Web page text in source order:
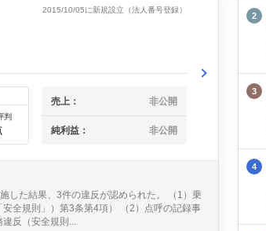
2015/10/05に新規設立（法人番号登録）
判
売上： 非公開
純利益： 非公開
した結果、3件の違反が認められた。 （1）乗
全規則」）第3条第4項） （2）点呼の記録事
反（安全規則...